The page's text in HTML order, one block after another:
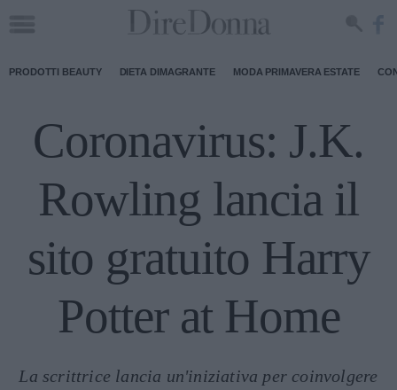
PRODOTTI BEAUTY DIETA DIMAGRANTE MODA PRIMAVERA ESTATE
Coronavirus: J.K.
Rowling lancia il
sito gratuito Harry
Potter at Home
La scrittrice lancia un'iniziativa per coinvolgere